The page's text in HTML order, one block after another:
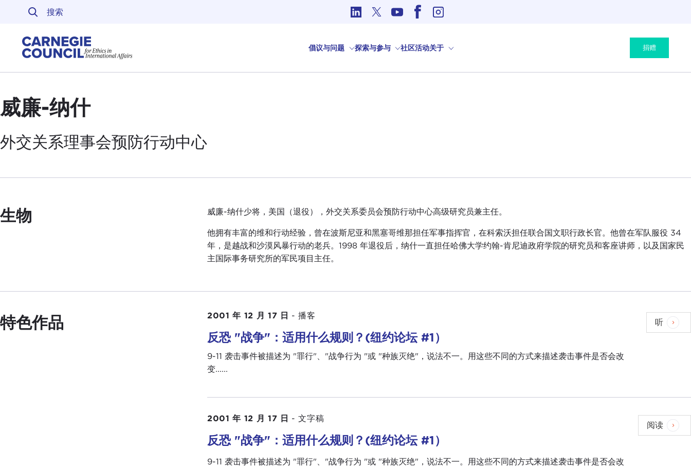
跳至内容
倡议与问题 探索与参与 社区活动关于 捐赠
威廉-纳什
外交关系理事会预防行动中心
生物 威廉-纳什少将，美国（退役），外交关系委员会预防行动中心高级研究员兼主任。
他拥有丰富的维和行动经验，曾在波斯尼亚和黑塞哥维那担任军事指挥官，在科索沃担任联合国文职行政长官。他曾在军队服役 34
年，是越战和沙漠风暴行动的老兵。1998 年退役后，纳什一直担任哈佛大学约翰-肯尼迪政府学院的研究员和客座讲师，以及国家民
主国际事务研究所的军民项目主任。
特色作品 2001 年 12 月 17 日 - 播客
反恐 "战争"：适用什么规则？(纽约论坛 #1）
9-11 袭击事件被描述为 "罪行"、"战争行为 "或 "种族灭绝"，说法不一。用这些不同的方式来描述袭击事件是否会改
变......
听
2001 年 12 月 17 日 - 文字稿
反恐 "战争"：适用什么规则？(纽约论坛 #1）
9-11 袭击事件被描述为 "罪行"、"战争行为 "或 "种族灭绝"，说法不一。用这些不同的方式来描述袭击事件是否会改
阅读